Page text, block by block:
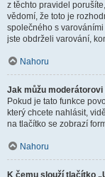
z těchto pravidel
vědomí, že toto je
společného s
jste obdrželi varování,
Nahoru
Jak můžu
Pokud je tato funkce
který chcete nahlásit,
na tlačítko se zobrazí
Nahoru
K čemu slouží tlačítko